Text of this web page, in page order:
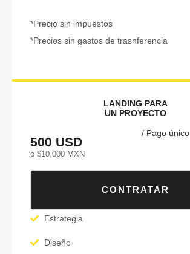
*Precio sin impuestos
*Precios sin gastos de trasnferencia
LANDING PARA
UN PROYECTO
500 USD
o $10,000 MXN
/ Pago único
CONTRATAR
Estrategia
Diseño